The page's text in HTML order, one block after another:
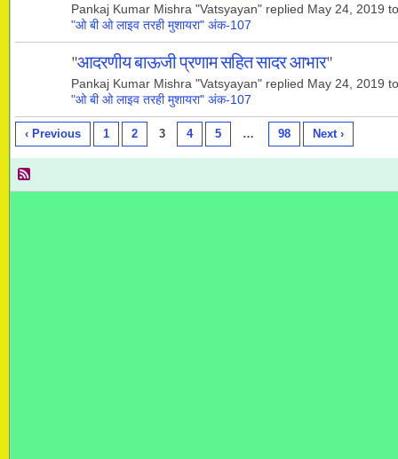
Pankaj Kumar Mishra "Vatsyayan" replied May 24, 2019 to
"ओ बी ओ लाइव तरही मुशायरा" अंक-107
"आदरणीय बाऊजी प्रणाम सहित सादर आभार"
Pankaj Kumar Mishra "Vatsyayan" replied May 24, 2019 to
"ओ बी ओ लाइव तरही मुशायरा" अंक-107
‹ Previous 1 2 3 4 5 … 98 Next ›